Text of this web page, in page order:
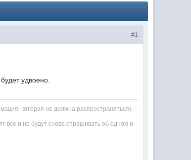
#1
удвоено.
которая не должна распространяться).
все и не будут снова спрашивать об одном и